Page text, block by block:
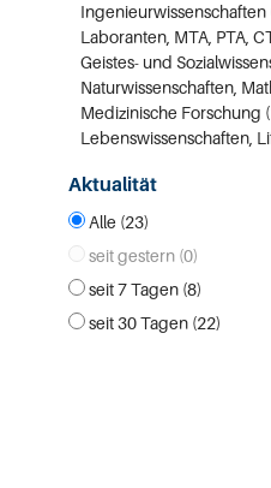
Ingenieurwissenschaften
Laboranten, MTA, PTA,
Geistes- und
Medizinische Forschung
Lebenswissenschaften,
Aktualität
Alle (23)
seit gestern (0)
seit 7 Tagen (8)
seit 30 Tagen (22)